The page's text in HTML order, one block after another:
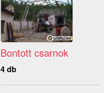
Bontott csarnok
4 db